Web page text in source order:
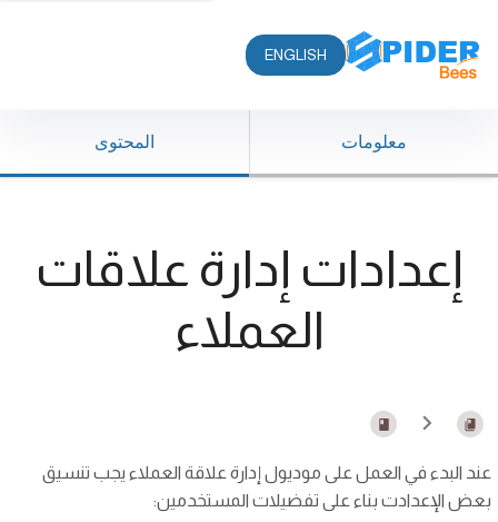
ENGLISH
معلومات المحتوى
إعدادات إدارة علاقات
العملاء
عند البدء في العمل على موديول إدارة علاقة العملاء يجب تنسيق
بعض الإعدادت بناء على تفضيلات المستخدمين: